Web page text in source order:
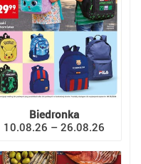
Biedronka
10.08.26 – 26.08.26